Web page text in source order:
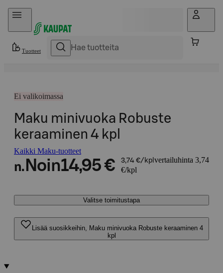
Hyppää sisältöön
Tuotteet
Ei valikoimassa
Maku minivuoka Robuste
keraaminen 4 kpl
Kaikki Maku-tuotteet
n. Noin14,95 € 3,74 €/kpl vertailuhinta 3,74
€/kpl
Valitse toimitustapa
Lisää suosikkeihin, Maku minivuoka Robuste keraaminen 4
kpl